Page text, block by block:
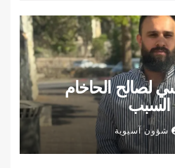
لصالح الحاخام
السبب
شؤون آسيوية